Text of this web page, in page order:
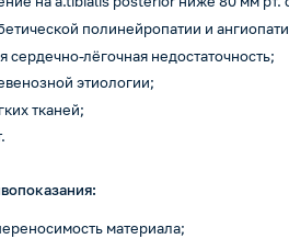
полинейропатии и
сердечно-лёгочная недостаточность;
этиологии;
тканей;
материала;